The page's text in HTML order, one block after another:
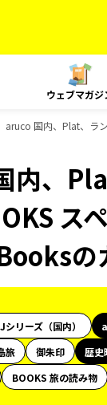
ウェブマガジ
aruco 国内、Plat、ラ
内、
ス
の
リーズ（国内）
旅 御朱印 歴史
BOOKS 旅の読み物